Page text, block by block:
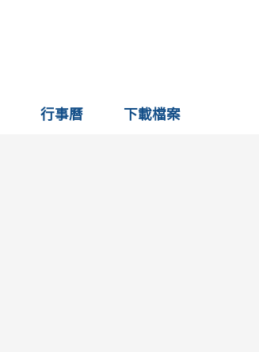
行事曆 下載檔案